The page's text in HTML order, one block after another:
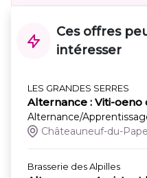
Ces offres
intéresser
LES GRANDES SERRES
Alternance : Viti-oeno
Alternance/
Châteauneuf-du-Pape
Brasserie des Alpilles